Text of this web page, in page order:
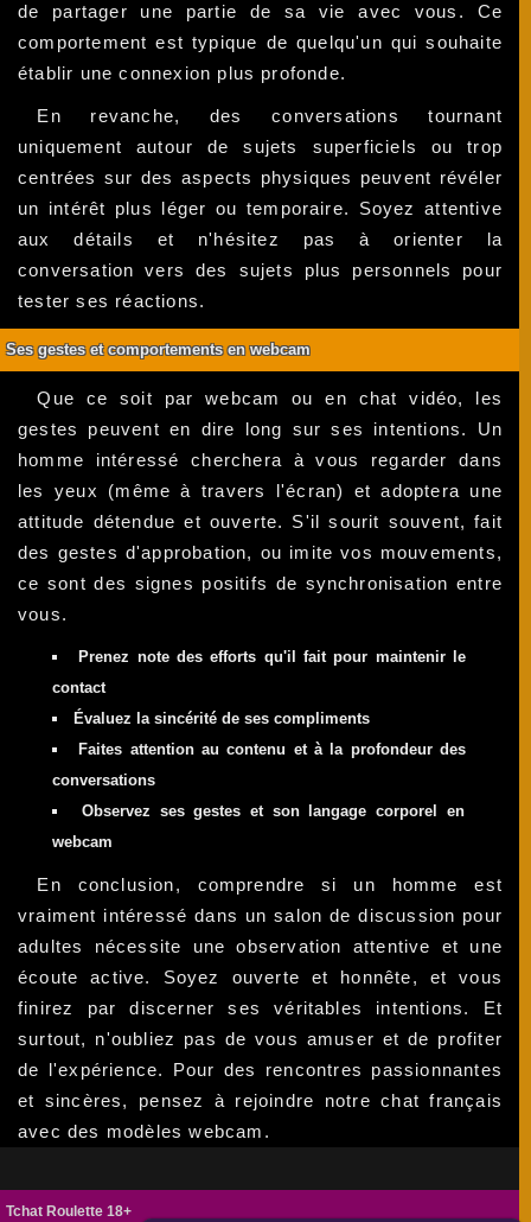
de partager une partie de sa vie avec vous. Ce
comportement est typique de quelqu'un qui souhaite
établir une connexion plus profonde.
En revanche, des conversations tournant
uniquement autour de sujets superficiels ou trop
centrées sur des aspects physiques peuvent révéler
un intérêt plus léger ou temporaire. Soyez attentive
aux détails et n'hésitez pas à orienter la
conversation vers des sujets plus personnels pour
tester ses réactions.
Ses gestes et comportements en webcam
Que ce soit par webcam ou en chat vidéo, les
gestes peuvent en dire long sur ses intentions. Un
homme intéressé cherchera à vous regarder dans
les yeux (même à travers l'écran) et adoptera une
attitude détendue et ouverte. S'il sourit souvent, fait
des gestes d'approbation, ou imite vos mouvements,
ce sont des signes positifs de synchronisation entre
vous.
Prenez note des efforts qu'il fait pour maintenir le
contact
Évaluez la sincérité de ses compliments
Faites attention au contenu et à la profondeur des
conversations
Observez ses gestes et son langage corporel en
webcam
En conclusion, comprendre si un homme est
vraiment intéressé dans un salon de discussion pour
adultes nécessite une observation attentive et une
écoute active. Soyez ouverte et honnête, et vous
finirez par discerner ses véritables intentions. Et
surtout, n'oubliez pas de vous amuser et de profiter
de l'expérience. Pour des rencontres passionnantes
et sincères, pensez à rejoindre notre chat français
avec des modèles webcam.
Tchat Roulette 18+